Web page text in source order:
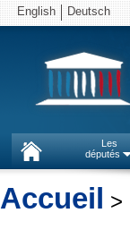
English Deutsch
Les
députés
Accueil >